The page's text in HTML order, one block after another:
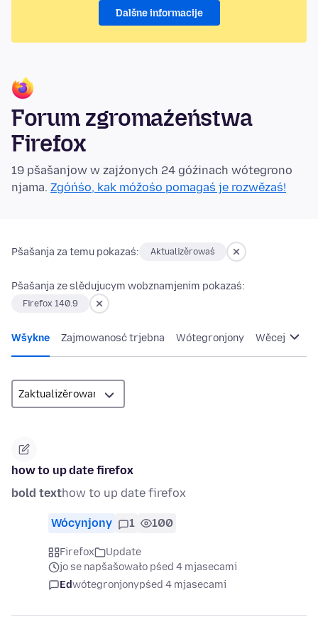
Dalšne informacije
Forum zgromaźeństwa
Firefox
19 pšašanjow w zajźonych 24 góźinach wótegrono
njama. Zgóńśo, kak móžośo pomagaś je rozwězaś!
Pšašanja za temu pokazaś: Aktualizěrowaś
Pšašanja ze slědujucym wobznamjenim pokazaś:
Firefox 140.9
Wšykne Zajmowanosć trjebna Wótegronjony Wěcej
how to up date firefox
bold texthow to up date firefox
Wócynjony 1 100
Firefox
Update
jo se napšašowało pśed 4 mjasecami
Edwótegronjonypśed 4 mjasecami